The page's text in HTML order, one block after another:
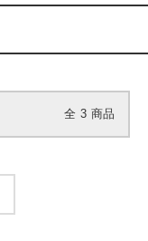
全 3 商品